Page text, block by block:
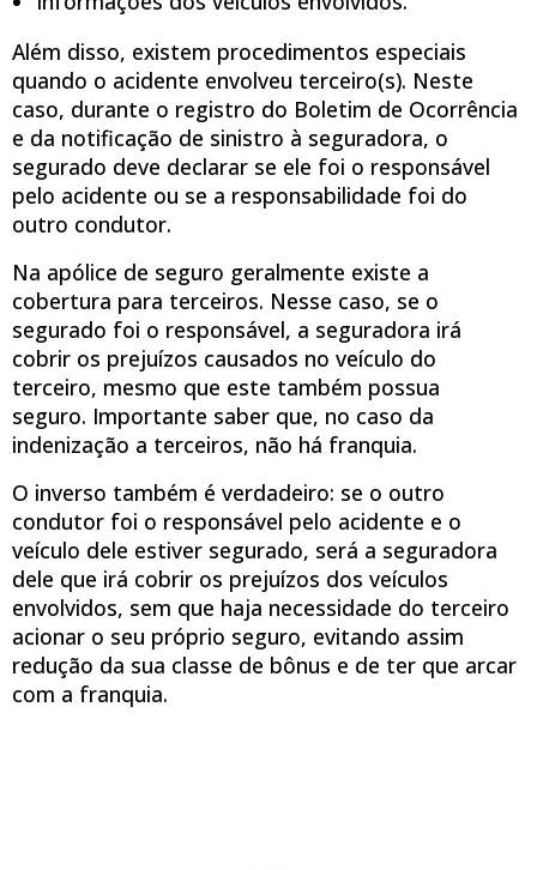
Além disso, existem procedimentos especiais
quando o acidente envolveu terceiro(s). Neste
caso, durante o registro do Boletim de Ocorrência
e da notificação de sinistro à seguradora, o
segurado deve declarar se ele foi o responsável
pelo acidente ou se a responsabilidade foi do
outro condutor.
Na apólice de seguro geralmente existe a
cobertura para terceiros. Nesse caso, se o
segurado foi o responsável, a seguradora irá
cobrir os prejuízos causados no veículo do
terceiro, mesmo que este também possua
seguro. Importante saber que, no caso da
indenização a terceiros, não há franquia.
O inverso também é verdadeiro: se o outro
condutor foi o responsável pelo acidente e o
veículo dele estiver segurado, será a seguradora
dele que irá cobrir os prejuízos dos veículos
envolvidos, sem que haja necessidade do terceiro
acionar o seu próprio seguro, evitando assim
redução da sua classe de bônus e de ter que arcar
com a franquia.